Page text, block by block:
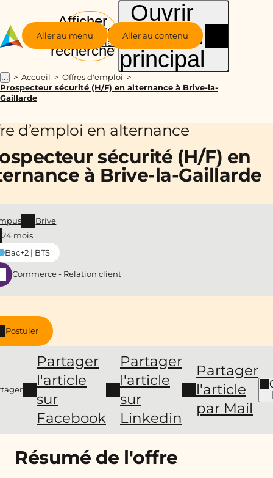
Aller au menu Aller au contenu
Groupe
Alternance
Afficher
la
recherche
Ouvrir
le menu
principal
... Accueil
Offres d'emploi
Prospecteur sécurité (H/F) en alternance à Brive-la-
Gaillarde
d’emploi en alternance
sécurité (H/F) en
à Brive-la-Gaillarde
Postuler
Partager
l'article
sur
Facebook
Partager
l'article
sur
Linkedin
Partager
l'article
par Mail
Brive
24 mois
Bac+2 | BTS
Commerce - Relation client
Résumé de l'offre